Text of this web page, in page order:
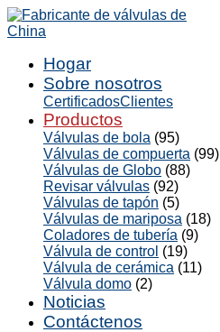
Hogar
Sobre nosotros
CertificadosClientes
Productos
Válvulas de bola (95)
Válvulas de compuerta (99)
Válvulas de Globo (88)
Revisar válvulas (92)
Válvulas de tapón (5)
Válvulas de mariposa (18)
Coladores de tubería (9)
Válvula de control (19)
Válvula de cerámica (11)
Válvula domo (2)
Noticias
Contáctenos